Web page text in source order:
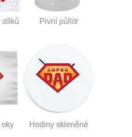
dílků Pivní půllitr
Hodiny skleněné